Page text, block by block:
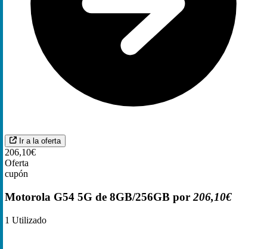
Ir a la oferta
206,10€
Oferta
cupón
Motorola G54 5G de 8GB/256GB por 206,10€
1 Utilizado